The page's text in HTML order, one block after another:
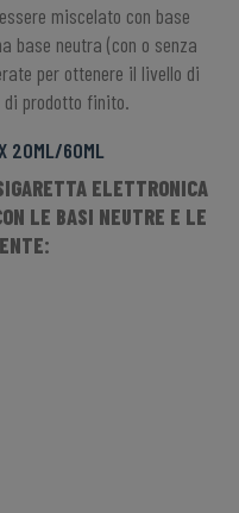
miscelato con base
base neutra (con o senza
per ottenere il livello di
prodotto finito.
20ML/60ML
ELETTRONICA
LE BASI NEUTRE E LE